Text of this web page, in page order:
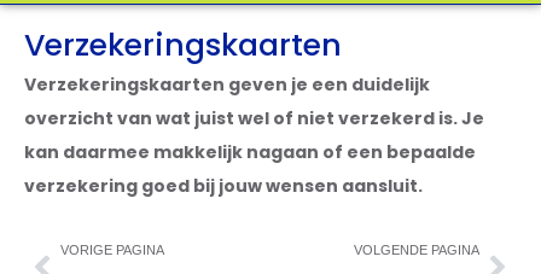
Verzekeringskaarten
Verzekeringskaarten geven je een duidelijk
overzicht van wat juist wel of niet verzekerd is. Je
kan daarmee makkelijk nagaan of een bepaalde
verzekering goed bij jouw wensen aansluit.
VORIGE PAGINA VOLGENDE PAGINA